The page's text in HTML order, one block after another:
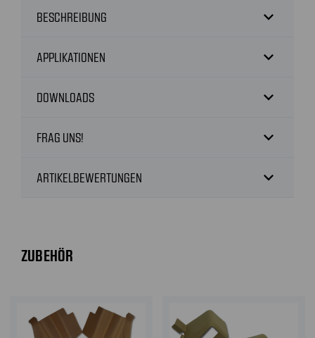
BESCHREIBUNG expand_more
APPLIKATIONEN expand_more
DOWNLOADS expand_more
FRAG UNS! expand_more
ARTIKELBEWERTUNGEN expand_more
ZUBEHÖR